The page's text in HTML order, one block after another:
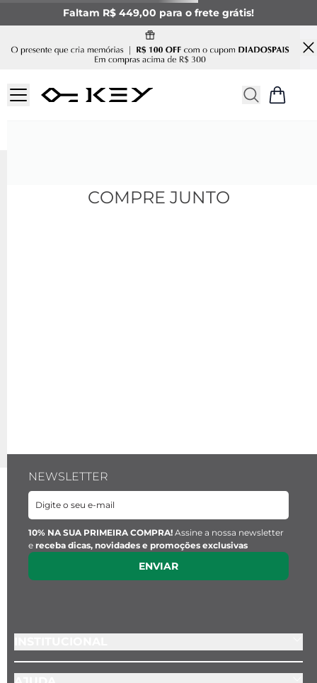
Faltam R$ 449,00 para o frete grátis!
COMPRE JUNTO
NEWSLETTER
10% NA SUA PRIMEIRA COMPRA! Assine a nossa newsletter
e receba dicas, novidades e promoções exclusivas
ENVIAR